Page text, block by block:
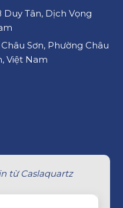
Duy Tân, Dịch Vọng
Sơn, Phường Châu
Việt Nam
từ Caslaquartz